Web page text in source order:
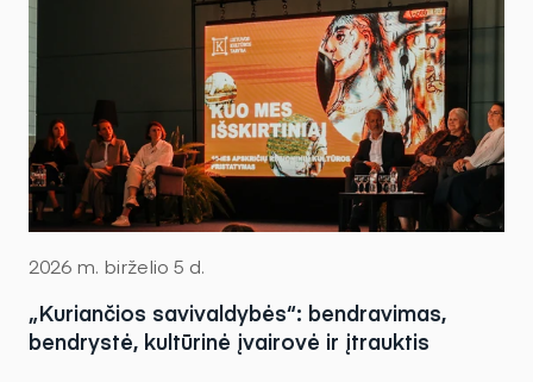
2026 m. birželio 5 d.
„Kuriančios savivaldybės“: bendravimas,
bendrystė, kultūrinė įvairovė ir įtrauktis